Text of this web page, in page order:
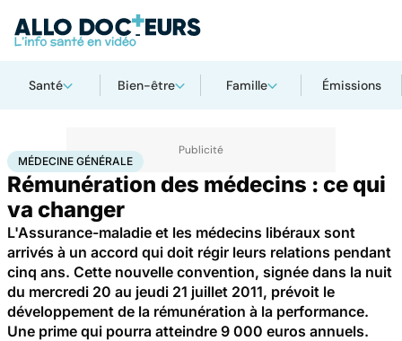
Santé Bien-être Famille Émissions
AccueilSantéSociétéMédecine générale
MÉDECINE GÉNÉRALE
Rémunération des médecins : ce qui
va changer
L'Assurance-maladie et les médecins libéraux sont
arrivés à un accord qui doit régir leurs relations pendant
cinq ans. Cette nouvelle convention, signée dans la nuit
du mercredi 20 au jeudi 21 juillet 2011, prévoit le
développement de la rémunération à la performance.
Une prime qui pourra atteindre 9 000 euros annuels.